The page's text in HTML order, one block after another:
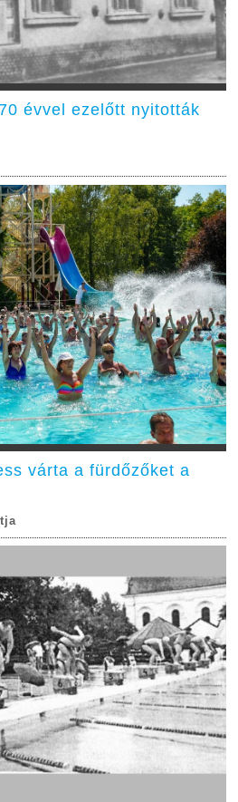
évvel ezelőtt nyitották
várta a fürdőzőket a